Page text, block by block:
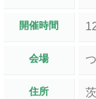
開催時間
会場
住所